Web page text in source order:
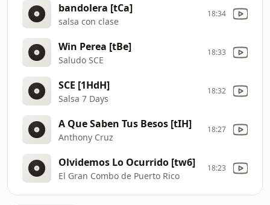
bandolera [tCa]
salsa con clase
18:34
Win Perea [tBe]
Saludo SCE
18:33
SCE [1HdH]
Salsa 7 Days
18:32
A Que Saben Tus Besos [tIH]
Anthony Cruz
18:27
Olvidemos Lo Ocurrido [tw6]
El Gran Combo de Puerto Rico
18:23